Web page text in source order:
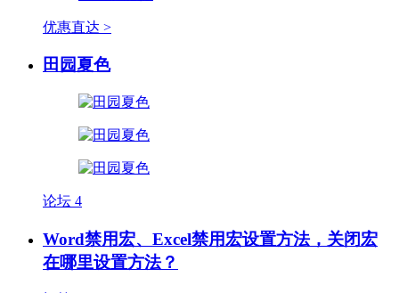
优惠直达 >
田园夏色
论坛 4
Word禁用宏、Excel禁用宏设置方法，关闭宏
在哪里设置方法？